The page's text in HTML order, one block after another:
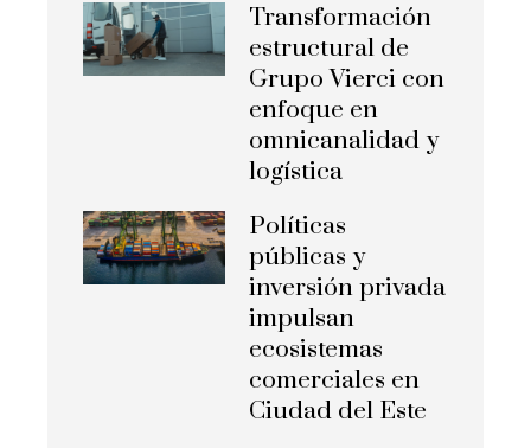
Transformación
estructural de
Grupo Vierci con
enfoque en
omnicanalidad y
logística
Políticas
públicas y
inversión privada
impulsan
ecosistemas
comerciales en
Ciudad del Este